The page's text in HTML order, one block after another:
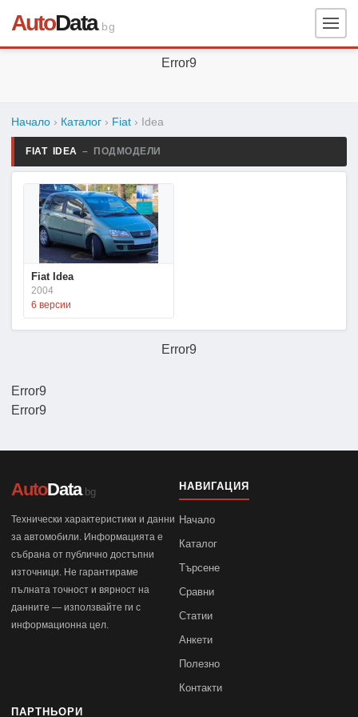
AutoData.bg
Error9
Error9
Начало › Каталог › Fiat › Idea
FIAT IDEA – ПОДМОДЕЛИ
Fiat Idea
2004
6 версии
Error9
Error9
AutoData.bg
Технически характеристики и данни
за автомобили. Информацията е
събрана от публично достъпни
източници. Не гарантираме
пълната точност и вярност на
данните — използвайте ги с
информационна цел.
НАВИГАЦИЯ
Начало
Каталог
Търсене
Сравни
Статии
Анкети
Полезно
Контакти
ПАРТНЬОРИ